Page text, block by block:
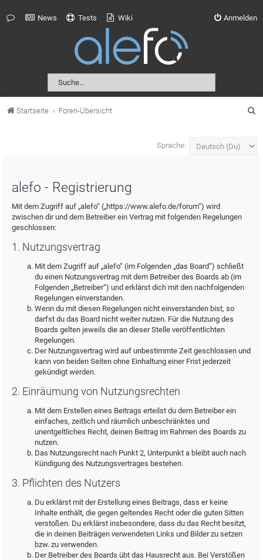
News Tests Wiki Anmelden
Startseite Foren-Übersicht
Sprache:
alefo - Registrierung
Mit dem Zugriff auf „alefo“ („https://www.alefo.de/forum“) wird
zwischen dir und dem Betreiber ein Vertrag mit folgenden Regelungen
geschlossen:
1. Nutzungsvertrag
Mit dem Zugriff auf „alefo“ (im Folgenden „das Board“) schließt
du einen Nutzungsvertrag mit dem Betreiber des Boards ab (im
Folgenden „Betreiber“) und erklärst dich mit den nachfolgenden
Regelungen einverstanden.
Wenn du mit diesen Regelungen nicht einverstanden bist, so
darfst du das Board nicht weiter nutzen. Für die Nutzung des
Boards gelten jeweils die an dieser Stelle veröffentlichten
Regelungen.
Der Nutzungsvertrag wird auf unbestimmte Zeit geschlossen und
kann von beiden Seiten ohne Einhaltung einer Frist jederzeit
gekündigt werden.
2. Einräumung von Nutzungsrechten
Mit dem Erstellen eines Beitrags erteilst du dem Betreiber ein
einfaches, zeitlich und räumlich unbeschränktes und
unentgeltliches Recht, deinen Beitrag im Rahmen des Boards zu
nutzen.
Das Nutzungsrecht nach Punkt 2, Unterpunkt a bleibt auch nach
Kündigung des Nutzungsvertrages bestehen.
3. Pflichten des Nutzers
Du erklärst mit der Erstellung eines Beitrags, dass er keine
Inhalte enthält, die gegen geltendes Recht oder die guten Sitten
verstoßen. Du erklärst insbesondere, dass du das Recht besitzt,
die in deinen Beiträgen verwendeten Links und Bilder zu setzen
bzw. zu verwenden.
Der Betreiber des Boards übt das Hausrecht aus. Bei Verstößen